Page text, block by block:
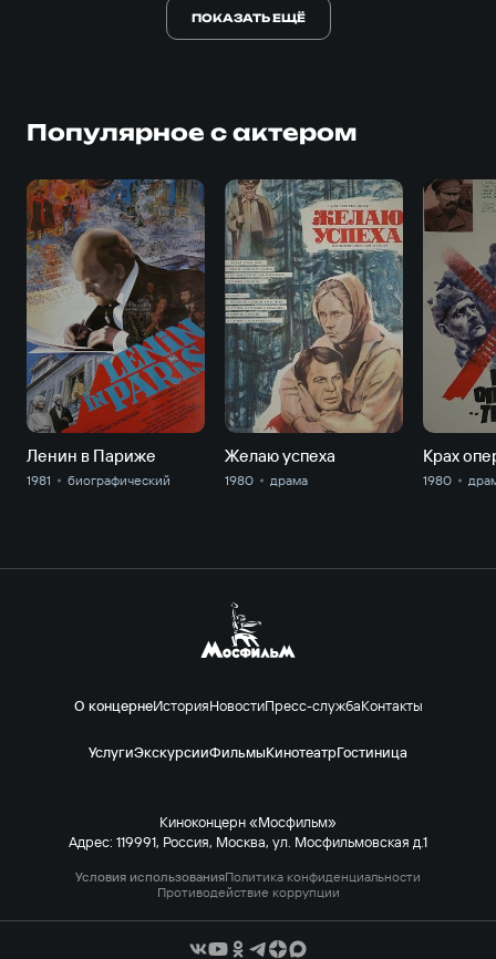
ПОКАЗАТЬ ЕЩЁ
Популярное с актером
Ленин в Париже
1981 биографический
Желаю успеха
1980 драма 1980
О концернеИсторияНовостиПресс-службаКонтакты
УслугиЭкскурсииФильмыКинотеатрГостиница
Киноконцерн «Мосфильм»
Адрес: 119991, Россия, Москва, ул. Мосфильмовская д.1
Условия использованияПолитика конфиденциальности
Противодействие коррупции